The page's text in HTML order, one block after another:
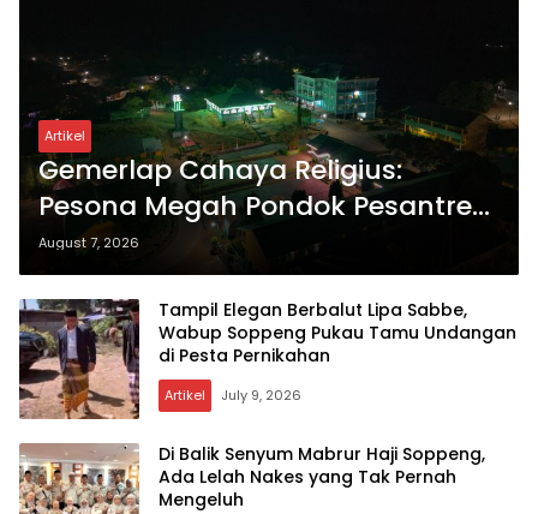
Artikel
Gemerlap Cahaya Religius:
Pesona Megah Pondok Pesantren
Yasrib di Bawah Langit Malam
August 7, 2026
Tampil Elegan Berbalut Lipa Sabbe,
Wabup Soppeng Pukau Tamu Undangan
di Pesta Pernikahan
Artikel July 9, 2026
Di Balik Senyum Mabrur Haji Soppeng,
Ada Lelah Nakes yang Tak Pernah
Mengeluh